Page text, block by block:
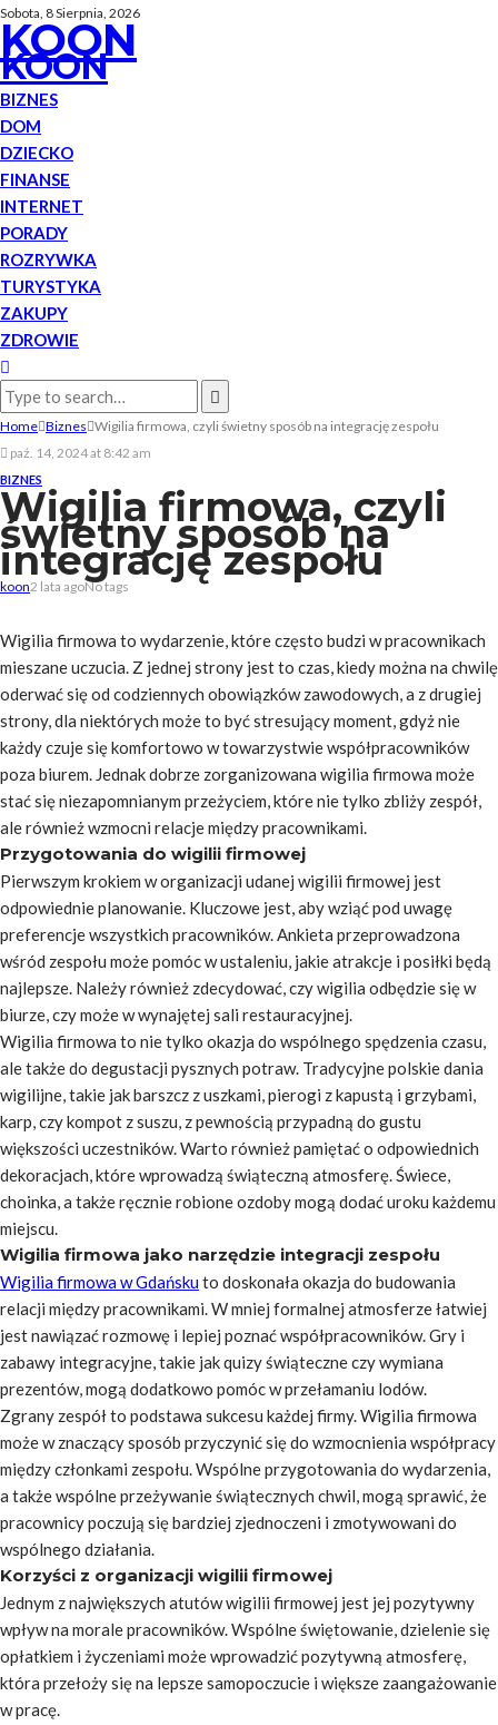
Sobota, 8 Sierpnia, 2026
KOON
KOON
BIZNES
DOM
DZIECKO
FINANSE
INTERNET
PORADY
ROZRYWKA
TURYSTYKA
ZAKUPY
ZDROWIE
Home Biznes Wigilia firmowa, czyli świetny sposób na integrację zespołu
paź. 14, 2024 at 8:42 am
BIZNES
Wigilia firmowa, czyli
świetny sposób na
integrację zespołu
koon2 lata agoNo tags
Wigilia firmowa to wydarzenie, które często budzi w pracownikach
mieszane uczucia. Z jednej strony jest to czas, kiedy można na chwilę
oderwać się od codziennych obowiązków zawodowych, a z drugiej
strony, dla niektórych może to być stresujący moment, gdyż nie
każdy czuje się komfortowo w towarzystwie współpracowników
poza biurem. Jednak dobrze zorganizowana wigilia firmowa może
stać się niezapomnianym przeżyciem, które nie tylko zbliży zespół,
ale również wzmocni relacje między pracownikami.
Przygotowania do wigilii firmowej
Pierwszym krokiem w organizacji udanej wigilii firmowej jest
odpowiednie planowanie. Kluczowe jest, aby wziąć pod uwagę
preferencje wszystkich pracowników. Ankieta przeprowadzona
wśród zespołu może pomóc w ustaleniu, jakie atrakcje i posiłki będą
najlepsze. Należy również zdecydować, czy wigilia odbędzie się w
biurze, czy może w wynajętej sali restauracyjnej.
Wigilia firmowa to nie tylko okazja do wspólnego spędzenia czasu,
ale także do degustacji pysznych potraw. Tradycyjne polskie dania
wigilijne, takie jak barszcz z uszkami, pierogi z kapustą i grzybami,
karp, czy kompot z suszu, z pewnością przypadną do gustu
większości uczestników. Warto również pamiętać o odpowiednich
dekoracjach, które wprowadzą świąteczną atmosferę. Świece,
choinka, a także ręcznie robione ozdoby mogą dodać uroku każdemu
miejscu.
Wigilia firmowa jako narzędzie integracji zespołu
Wigilia firmowa w Gdańskuto doskonała okazja do budowania
relacji między pracownikami. W mniej formalnej atmosferze łatwiej
jest nawiązać rozmowę i lepiej poznać współpracowników. Gry i
zabawy integracyjne, takie jak quizy świąteczne czy wymiana
prezentów, mogą dodatkowo pomóc w przełamaniu lodów.
Zgrany zespół to podstawa sukcesu każdej firmy. Wigilia firmowa
może w znaczący sposób przyczynić się do wzmocnienia współpracy
między członkami zespołu. Wspólne przygotowania do wydarzenia,
a także wspólne przeżywanie świątecznych chwil, mogą sprawić, że
pracownicy poczują się bardziej zjednoczeni i zmotywowani do
wspólnego działania.
Korzyści z organizacji wigilii firmowej
Jednym z największych atutów wigilii firmowej jest jej pozytywny
wpływ na morale pracowników. Wspólne świętowanie, dzielenie się
opłatkiem i życzeniami może wprowadzić pozytywną atmosferę,
która przełoży się na lepsze samopoczucie i większe zaangażowanie
w pracę.